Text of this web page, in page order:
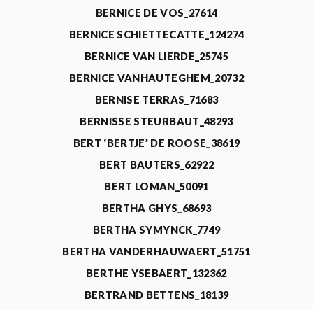
BERNICE DE VOS_27614
BERNICE SCHIETTECATTE_124274
BERNICE VAN LIERDE_25745
BERNICE VANHAUTEGHEM_20732
BERNISE TERRAS_71683
BERNISSE STEURBAUT_48293
BERT ‘BERTJE’ DE ROOSE_38619
BERT BAUTERS_62922
BERT LOMAN_50091
BERTHA GHYS_68693
BERTHA SYMYNCK_7749
BERTHA VANDERHAUWAERT_51751
BERTHE YSEBAERT_132362
BERTRAND BETTENS_18139